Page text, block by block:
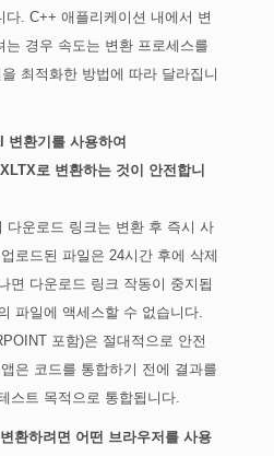
다. C++ 애플리케이션 내에서 변
는 경우 속도는 변환 프로세스를
최적화한 방법에 따라 달라집니
변환기를 사용하여
로 변환하는 것이 안전합니
다운로드 링크는 변환 후 즉시 사
로드된 파일은 24시간 후에 삭제
면 다운로드 링크 작동이 중지됩
파일에 액세스할 수 없습니다.
포함)은 절대적으로 안전
은 코드를 통합하기 전에 결과를
스트 목적으로 통합됩니다.
환하려면 어떤 브라우저를 사용